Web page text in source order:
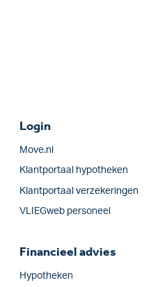
Login
Move.nl
Klantportaal hypotheken
Klantportaal verzekeringen
VLIEGweb personeel
Financieel advies
Hypotheken